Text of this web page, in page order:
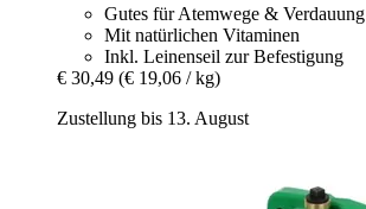
Gutes für Atemwege & Verdauung
Mit natürlichen Vitaminen
Inkl. Leinenseil zur Befestigung
€ 30,49 (€ 19,06 / kg)
Zustellung bis 13. August